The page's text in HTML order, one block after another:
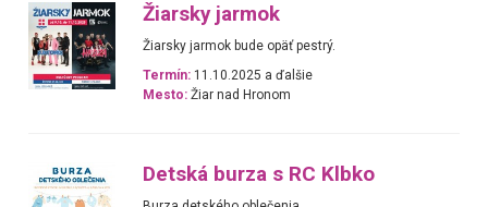
Žiarsky jarmok
Žiarsky jarmok bude opäť pestrý.
Termín: 11.10.2025 a ďalšie
Mesto: Žiar nad Hronom
Detská burza s RC Klbko